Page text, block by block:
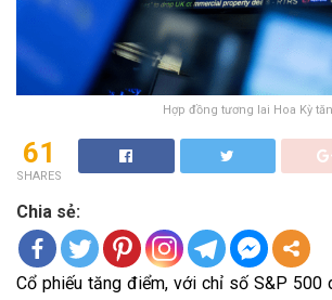
Hợp đồng tương lai Hoa Kỳ
61
SHARES
Chia sẻ:
Cổ phiếu tăng điểm, với chỉ số S&P 500